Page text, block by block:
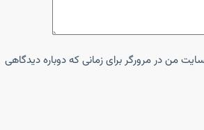
من در مرورگر برای زمانی که دوباره دیدگاهی